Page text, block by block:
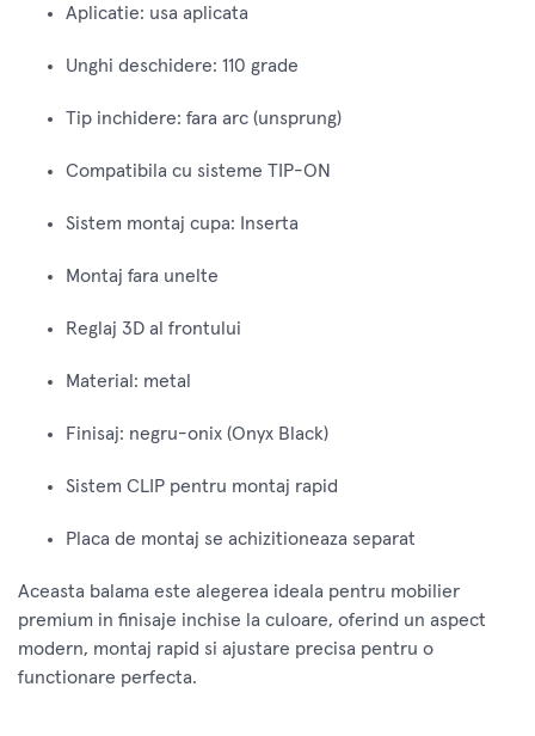
Aplicatie: usa aplicata
Unghi deschidere: 110 grade
Tip inchidere: fara arc (unsprung)
Compatibila cu sisteme TIP-ON
Sistem montaj cupa: Inserta
Montaj fara unelte
Reglaj 3D al frontului
Material: metal
Finisaj: negru-onix (Onyx Black)
Sistem CLIP pentru montaj rapid
Placa de montaj se achizitioneaza separat
Aceasta balama este alegerea ideala pentru mobilier
premium in finisaje inchise la culoare, oferind un aspect
modern, montaj rapid si ajustare precisa pentru o
functionare perfecta.